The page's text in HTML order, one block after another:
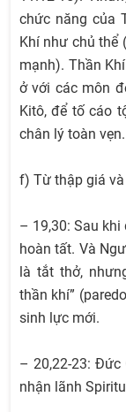
chức năng của
Khí như chủ thể
mạnh). Thần
ở với các môn
Kitô, để tố cáo
chân lý toàn vẹn.
f) Từ thập giá
– 19,30: Sau
hoàn tất. Và
là tắt thở,
thần khí”
sinh lực mới.
– 20,22-23: Đức
nhận lãnh